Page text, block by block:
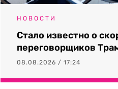
НОВОСТИ
Стало известно о
переговорщиков
08.08.2026 / 17:24